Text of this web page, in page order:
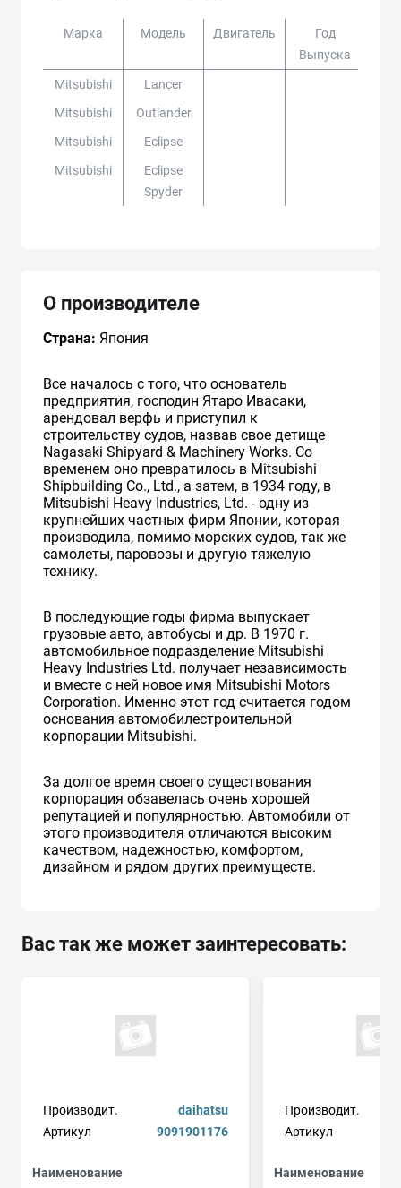
Марка Модель Двигатель
Год
Выпуска
Mitsubishi
Lancer
Mitsubishi
Outlander
Mitsubishi
Eclipse
Mitsubishi
Eclipse
Spyder
О производителе
Страна: Япония
Все началось с того, что основатель
предприятия, господин Ятаро Ивасаки,
арендовал верфь и приступил к
строительству судов, назвав свое детище
Nagasaki Shipyard & Machinery Works. Со
временем оно превратилось в Mitsubishi
Shipbuilding Co., Ltd., а затем, в 1934 году, в
Mitsubishi Heavy Industries, Ltd. - одну из
крупнейших частных фирм Японии, которая
производила, помимо морских судов, так же
самолеты, паровозы и другую тяжелую
технику.
В последующие годы фирма выпускает
грузовые авто, автобусы и др. В 1970 г.
автомобильное подразделение Mitsubishi
Heavy Industries Ltd. получает независимость
и вместе с ней новое имя Mitsubishi Motors
Corporation. Именно этот год считается годом
основания автомобилестроительной
корпорации Mitsubishi.
За долгое время своего существования
корпорация обзавелась очень хорошей
репутацией и популярностью. Автомобили от
этого производителя отличаются высоким
качеством, надежностью, комфортом,
дизайном и рядом других преимуществ.
Вас так же может заинтересовать:
Производит.
daihatsu
Артикул
9091901176
Наименование
Производит.
Артикул
Наименование